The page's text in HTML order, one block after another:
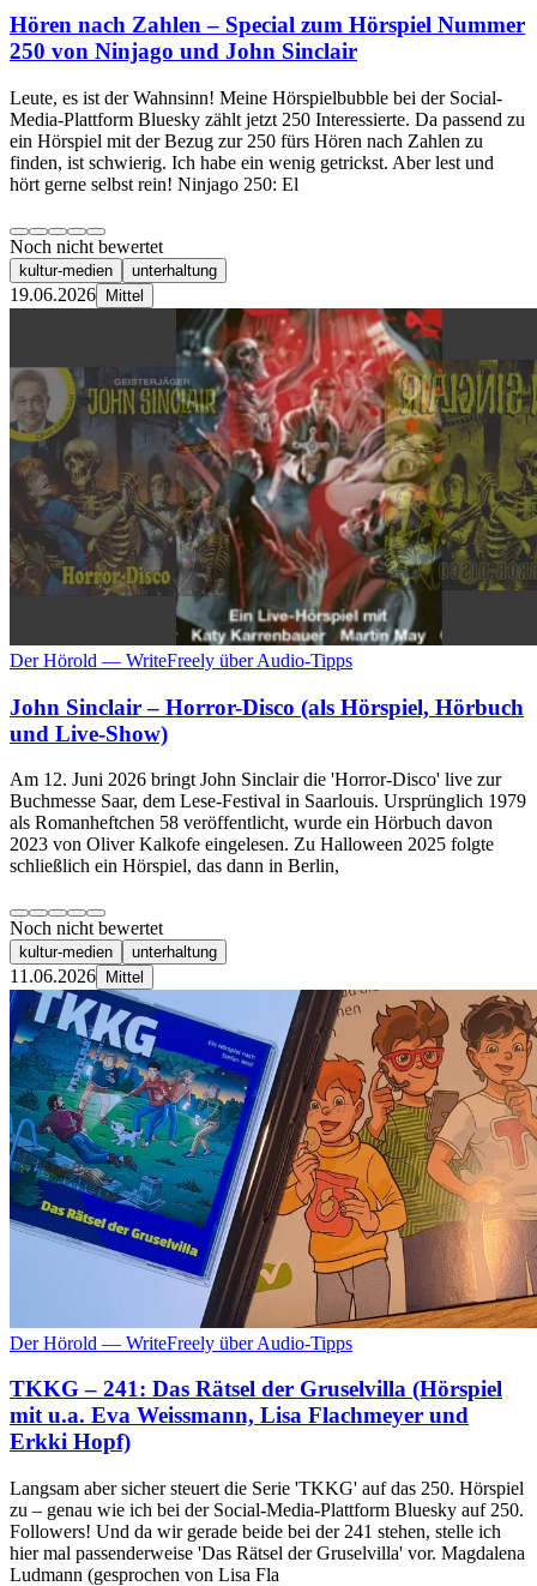
Hören nach Zahlen – Special zum Hörspiel Nummer
250 von Ninjago und John Sinclair
Leute, es ist der Wahnsinn! Meine Hörspielbubble bei der Social-
Media-Plattform Bluesky zählt jetzt 250 Interessierte. Da passend zu
ein Hörspiel mit der Bezug zur 250 fürs Hören nach Zahlen zu
finden, ist schwierig. Ich habe ein wenig getrickst. Aber lest und
hört gerne selbst rein! Ninjago 250: El
Noch nicht bewertet
kultur-medien unterhaltung
19.06.2026 Mittel
Der Hörold — WriteFreely über Audio-Tipps
John Sinclair – Horror-Disco (als Hörspiel, Hörbuch
und Live-Show)
Am 12. Juni 2026 bringt John Sinclair die 'Horror-Disco' live zur
Buchmesse Saar, dem Lese-Festival in Saarlouis. Ursprünglich 1979
als Romanheftchen 58 veröffentlicht, wurde ein Hörbuch davon
2023 von Oliver Kalkofe eingelesen. Zu Halloween 2025 folgte
schließlich ein Hörspiel, das dann in Berlin,
Noch nicht bewertet
kultur-medien unterhaltung
11.06.2026 Mittel
Der Hörold — WriteFreely über Audio-Tipps
TKKG – 241: Das Rätsel der Gruselvilla (Hörspiel
mit u.a. Eva Weissmann, Lisa Flachmeyer und
Erkki Hopf)
Langsam aber sicher steuert die Serie 'TKKG' auf das 250. Hörspiel
zu – genau wie ich bei der Social-Media-Plattform Bluesky auf 250.
Followers! Und da wir gerade beide bei der 241 stehen, stelle ich
hier mal passenderweise 'Das Rätsel der Gruselvilla' vor. Magdalena
Ludmann (gesprochen von Lisa Fla